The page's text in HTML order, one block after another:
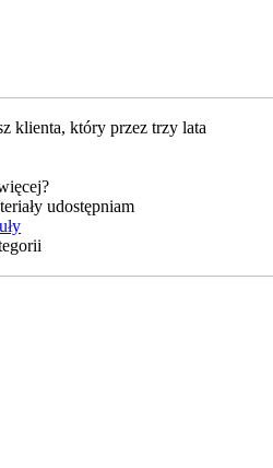
klienta, który przez trzy lata
udostępniam